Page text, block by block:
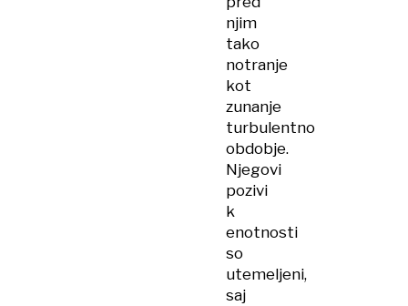
njim
tako
notranje
kot
zunanje
turbulentno
obdobje.
Njegovi
pozivi
k
enotnosti
so
utemeljeni,
saj